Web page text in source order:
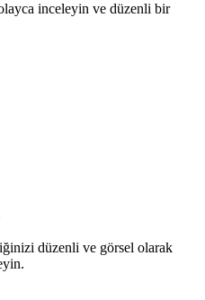
inceleyin ve düzenli bir
düzenli ve görsel olarak